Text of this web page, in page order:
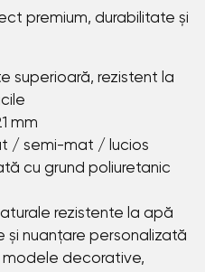
premium, durabilitate și
superioară, rezistent la
mm
/ semi-mat / lucios
cu grund poliuretanic
rezistente la apă
și nuanțare personalizată
modele decorative,